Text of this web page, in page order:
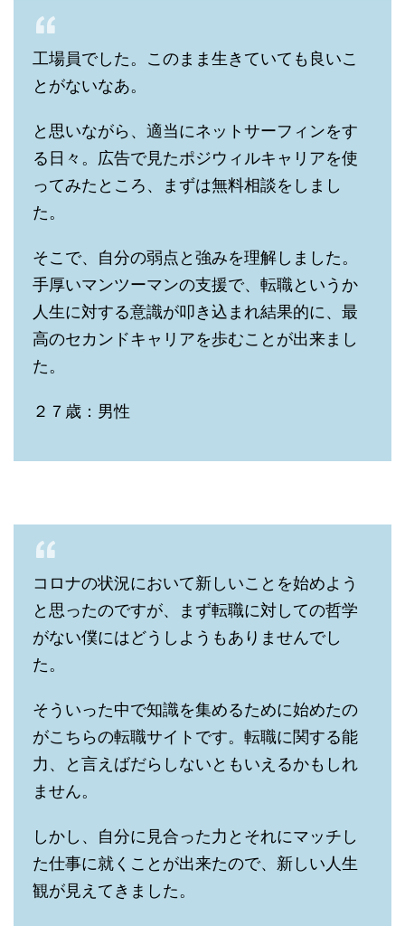
工場員でした。このまま生きていても良いこ
とがないなあ。
と思いながら、適当にネットサーフィンをす
る日々。広告で見たポジウィルキャリアを使
ってみたところ、まずは無料相談をしまし
た。
そこで、自分の弱点と強みを理解しました。
手厚いマンツーマンの支援で、転職というか
人生に対する意識が叩き込まれ結果的に、最
高のセカンドキャリアを歩むことが出来まし
た。
２７歳：男性
コロナの状況において新しいことを始めよう
と思ったのですが、まず転職に対しての哲学
がない僕にはどうしようもありませんでし
た。
そういった中で知識を集めるために始めたの
がこちらの転職サイトです。転職に関する能
力、と言えばだらしないともいえるかもしれ
ません。
しかし、自分に見合った力とそれにマッチし
た仕事に就くことが出来たので、新しい人生
観が見えてきました。